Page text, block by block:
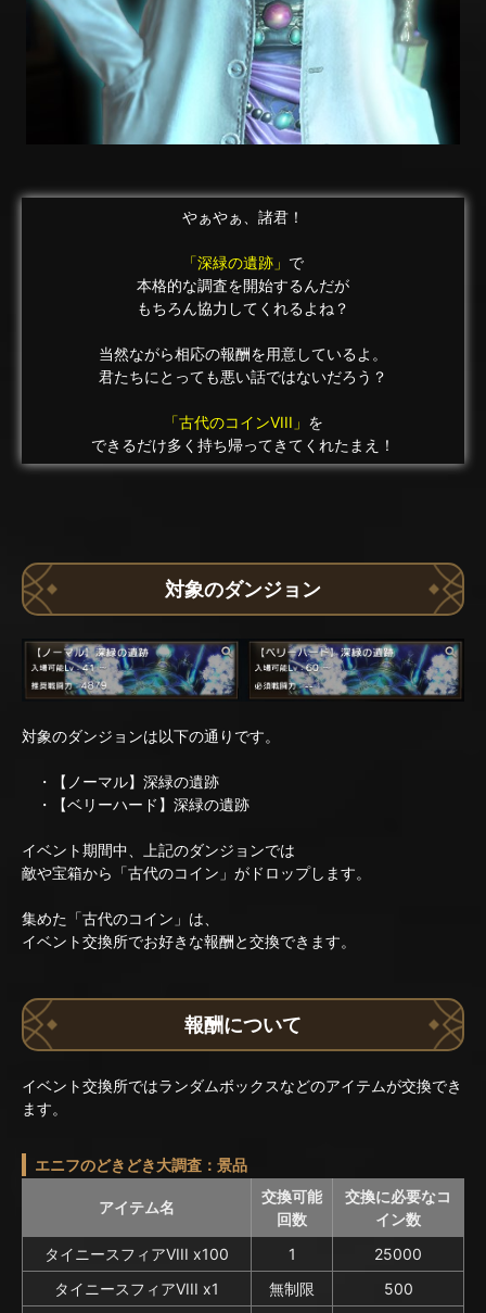
やぁやぁ、諸君！
「深緑の遺跡」 で
本格的な調査を開始するんだが
もちろん協力してくれるよね？
当然ながら相応の報酬を用意しているよ。
君たちにとっても悪い話ではないだろう？
「古代のコインVIII」 を
できるだけ多く持ち帰ってきてくれたまえ！
対象のダンジョン
対象のダンジョンは以下の通りです。
・【ノーマル】深緑の遺跡
・【ベリーハード】深緑の遺跡
イベント期間中、上記のダンジョンでは
敵や宝箱から「古代のコイン」がドロップします。
集めた「古代のコイン」は、
イベント交換所でお好きな報酬と交換できます。
報酬について
イベント交換所ではランダムボックスなどのアイテムが交換でき
ます。
エニフのどきどき大調査：景品
アイテム名
交換可能
回数
交換に必要なコ
イン数
タイニースフィアVIII x100
1
25000
タイニースフィアVIII x1
無制限
500